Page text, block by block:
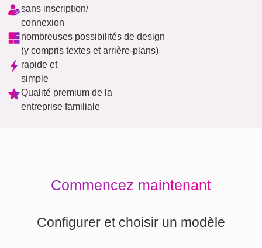
sans inscription/
connexion
nombreuses possibilités de design
(y compris textes et arrière-plans)
rapide et
simple
Qualité premium de la
entreprise familiale
Commencez maintenant
Configurer et choisir un modèle